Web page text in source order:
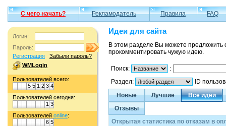
С чего начать? Рекламодатель Правила FAQ
Логин:
Пароль:
Регистрация
Забыли пароль?
WMLogin
Пользователей всего:
5 5 1 2 3 4
Пользователей сегодня:
1 3
Пользователей online:
6 5
Идеи для сайта
В этом разделе Вы можете
прокомментировать чужую идею.
Поиск:
:
Раздел:
ID
Новые
Лучшие
Все идеи
Отзывы
Открытая статистика по отказам в